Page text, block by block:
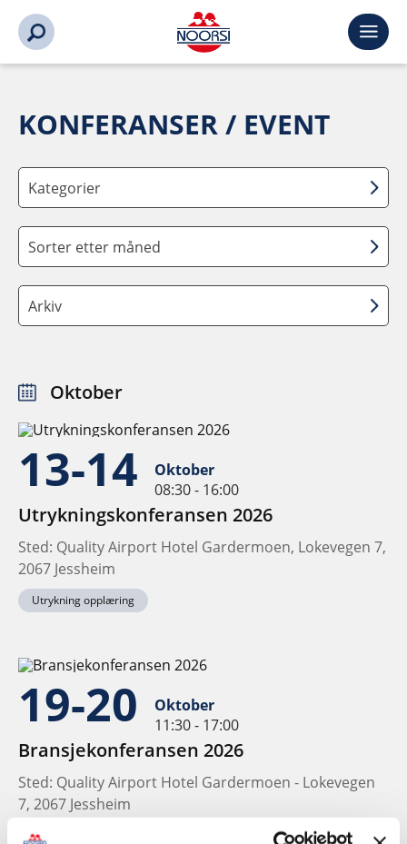
KONFERANSER / EVENT
Kategorier
Sorter etter måned
Arkiv
Oktober
13-14
Oktober
08:30 - 16:00
Utrykningskonferansen 2026
Sted: Quality Airport Hotel Gardermoen, Lokevegen 7,
2067 Jessheim
Utrykning opplæring
19-20
Oktober
11:30 - 17:00
Bransjekonferansen 2026
Sted: Quality Airport Hotel Gardermoen - Lokevegen
7, 2067 Jessheim
Sertifisert opplæring/kontroll